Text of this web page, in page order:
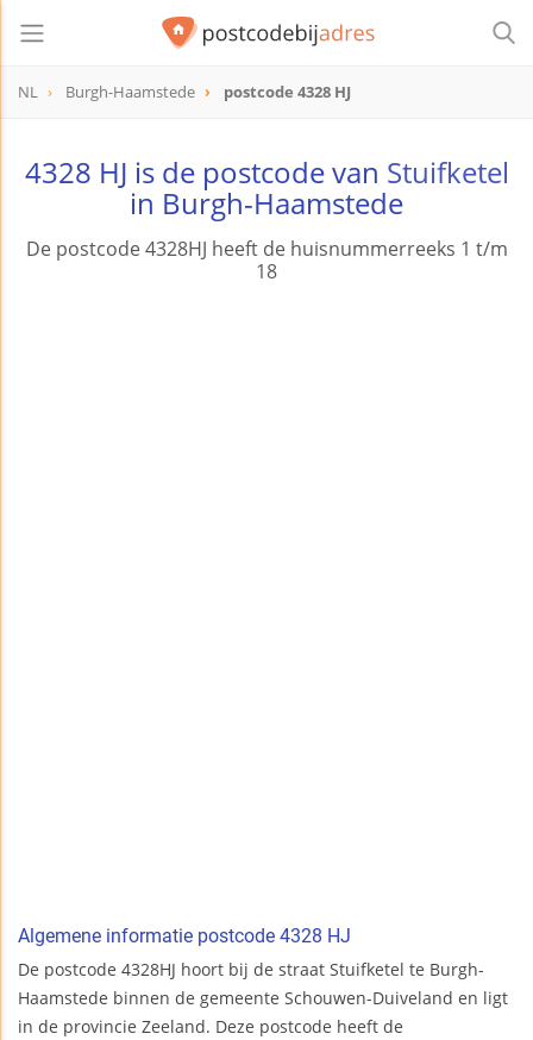
NL Burgh-Haamstede postcode 4328 HJ
4328 HJ is de postcode van Stuifketel
in Burgh-Haamstede
De postcode 4328HJ heeft de huisnummerreeks 1 t/m
18
Algemene informatie postcode 4328 HJ
De postcode 4328HJ hoort bij de straat Stuifketel te Burgh-
Haamstede binnen de gemeente Schouwen-Duiveland en ligt
in de provincie Zeeland. Deze postcode heeft de